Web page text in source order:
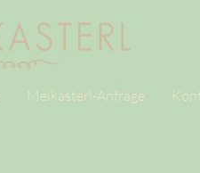
Meikasterl-Anfrage